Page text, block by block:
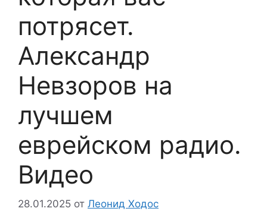
потрясет.
Александр
Невзоров на
лучшем
еврейском радио.
Видео
28.01.2025 от Леонид Ходос